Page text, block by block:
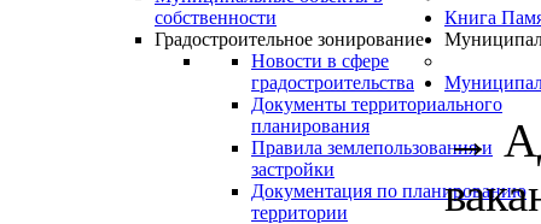
собственности
Градостроительное зонирование
Новости в сфере
градостроительства
Документы территориального
планирования
Правила землепользования и
застройки
Документация по планированию
территории
Книга
→